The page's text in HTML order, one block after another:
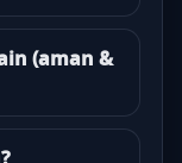
(aman &